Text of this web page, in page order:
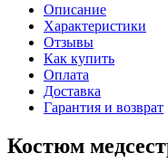
Описание
Характеристики
Отзывы
Как купить
Оплата
Доставка
Гарантия и возврат
Костюм